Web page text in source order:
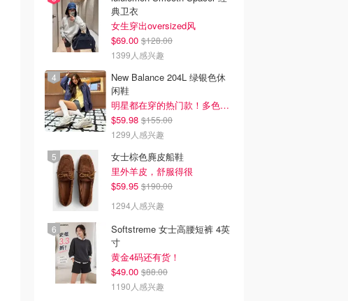
典卫衣
女生穿出oversized风
$69.00 $128.00
1399人感兴趣
New Balance 204L 绿银色休
闲鞋
明星都在穿的热门款！多色可选 3.8折
$59.98 $155.00
1299人感兴趣
女士棕色麂皮船鞋
里外羊皮，舒服得很
$59.95 $190.00
1294人感兴趣
Softstreme 女士高腰短裤 4英
寸
黄金4码还有货！
$49.00 $88.00
1190人感兴趣